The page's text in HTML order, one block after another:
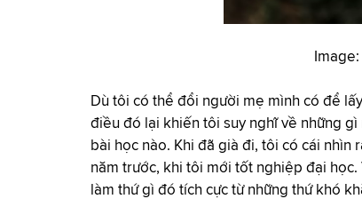
Dù tôi có thể đổi người mẹ mình có để
điều đó lại khiến tôi suy nghĩ về những
bài học nào. Khi đã già đi, tôi có cái nhìn
năm trước, khi tôi mới tốt nghiệp đại
làm thứ gì đó tích cực từ những thứ khó